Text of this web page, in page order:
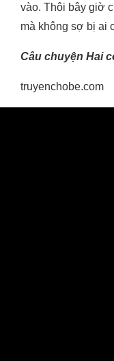
vào. Thôi bây giờ
mà không sợ bị ai
Câu chuyện Hai
truyenchobe.com